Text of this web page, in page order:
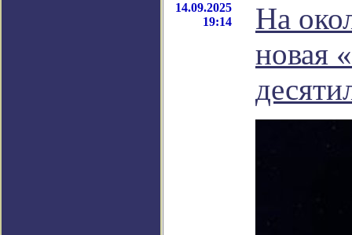
14.09.2025
19:14
На
новая